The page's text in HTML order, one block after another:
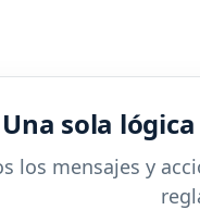
Una sola
los mensajes y